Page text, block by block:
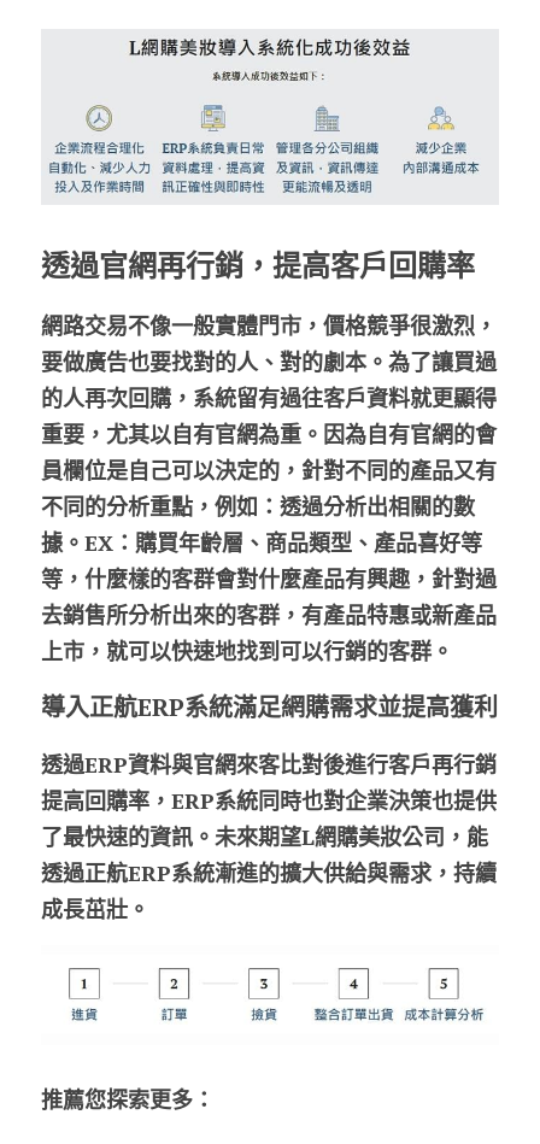
透過官網再行銷，提高客戶回購率
網路交易不像一般實體門市，價格競爭很激烈，
要做廣告也要找對的人、對的劇本。為了讓買過
的人再次回購，系統留有過往客戶資料就更顯得
重要，尤其以自有官網為重。因為自有官網的會
員欄位是自己可以決定的，針對不同的產品又有
不同的分析重點，例如：透過分析出相關的數
據。EX：購買年齡層、商品類型、產品喜好等
等，什麼樣的客群會對什麼產品有興趣，針對過
去銷售所分析出來的客群，有產品特惠或新產品
上市，就可以快速地找到可以行銷的客群。
導入正航ERP系統滿足網購需求並提高獲利
透過ERP資料與官網來客比對後進行客戶再行銷
提高回購率，ERP系統同時也對企業決策也提供
了最快速的資訊。未來期望L網購美妝公司，能
透過正航ERP系統漸進的擴大供給與需求，持續
成長茁壯。
推薦您探索更多：